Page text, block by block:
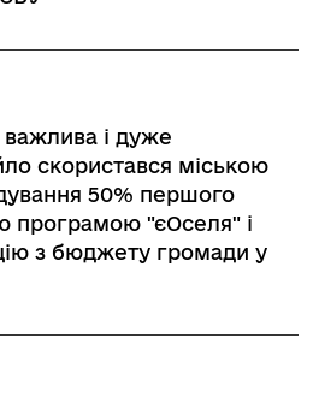
і дуже
скористався міською
50% першого
програмою "єОселя" і
з бюджету громади у